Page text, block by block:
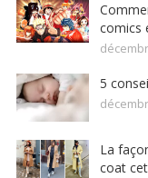
comics
5
La
coat